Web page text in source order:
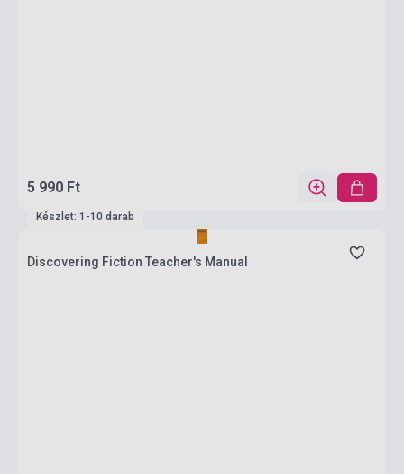
5 990 Ft
Készlet: 1-10 darab
Discovering Fiction Teacher's Manual